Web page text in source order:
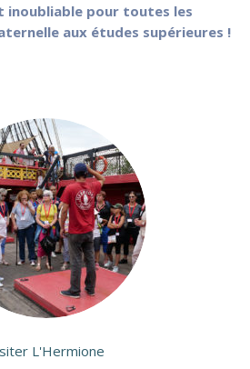
inoubliable pour toutes les
aux études supérieures !
L'Hermione